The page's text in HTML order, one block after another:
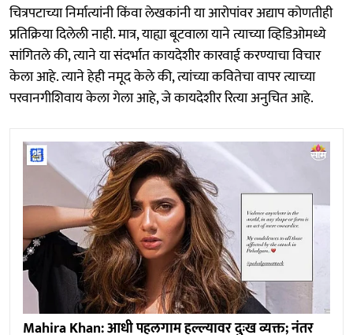
चित्रपटाच्या निर्मात्यांनी किंवा लेखकांनी या आरोपांवर अद्याप कोणतीही
प्रतिक्रिया दिलेली नाही. मात्र, याह्या बूटवाला याने त्याच्या व्हिडिओमध्ये
सांगितले की, त्याने या संदर्भात कायदेशीर कारवाई करण्याचा विचार
केला आहे. त्याने हेही नमूद केले की, त्यांच्या कवितेचा वापर त्याच्या
परवानगीशिवाय केला गेला आहे, जे कायदेशीर रित्या अनुचित आहे.
Mahira Khan: आधी पहलगाम हल्ल्यावर दुःख व्यक्त; नंतर